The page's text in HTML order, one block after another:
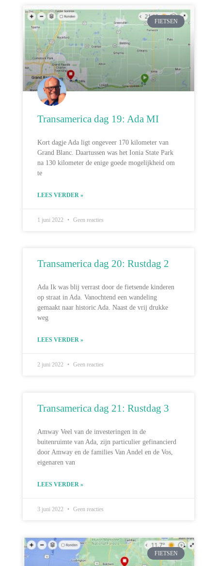
FIETSEN
Transamerica dag 19: Ada MI
Kort dagje Ada ligt ongeveer 170 kilometer van
Grand Blanc. Daartussen was het Ionia State Park
na 130 kilometer de enige goede mogelijkheid om
te
LEES VERDER »
1 juni 2022 Geen reacties
Transamerica dag 20: Rustdag 2
Ada Ik was blij verrast door de fietsende kinderen
op straat in Ada. Vanochtend een wandeling
gemaakt naar historic Ada. Naast de vrij drukke
weg
LEES VERDER »
2 juni 2022 Geen reacties
Transamerica dag 21: Rustdag 3
Amway Veel van de investeringen in de
buitenruimte van Ada, zijn particulier gefinancierd
door Amway en de families Van Andel en de Vos,
eigenaren van
LEES VERDER »
3 juni 2022 Geen reacties
FIETSEN